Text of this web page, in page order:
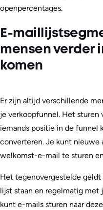
openpercentages.
E-
mensen verder
komen
Er zijn altijd verschillende
je verkoopfunnel. Het sturen
iemands positie in de funnel
converteren. Je kunt nieuwe
welkomst-e-mail te sturen
Het tegenovergestelde geldt
lijst staan en regelmatig met
kunt e-mails sturen naar